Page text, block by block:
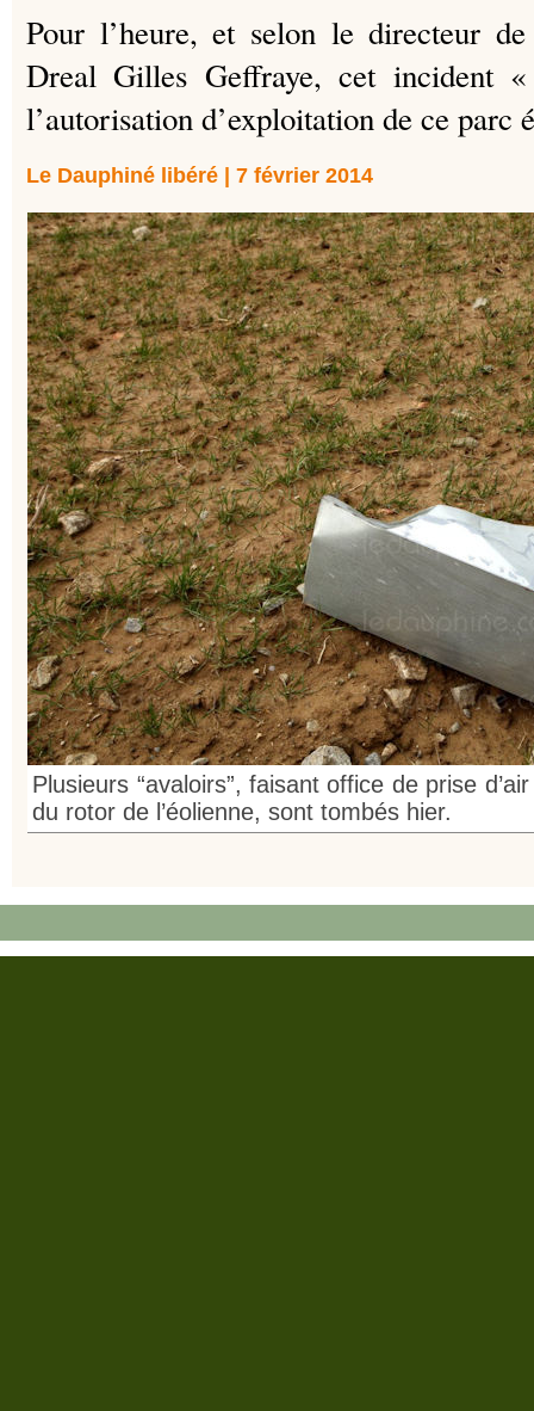
Pour l’heure, et selon le directeur
Dreal Gilles Geffraye, cet incident
l’autorisation d’exploitation de ce parc
Le Dauphiné libéré | 7 février 2014
Plusieurs “avaloirs”, faisant office de prise
du rotor de l’éolienne, sont tombés hier.